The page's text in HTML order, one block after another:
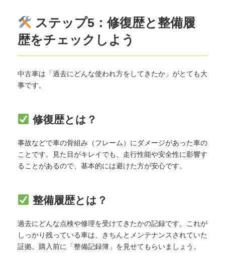
ステップ5：修復歴と整備履
歴をチェックしよう
中古車は「過去にどんな使われ方をしてきたか」がとても大
事です。
修復歴とは？
事故などで車の骨組み（フレーム）にダメージがあった車の
ことです。見た目がキレイでも、走行性能や安全性に影響す
ることがあるので、基本的には避けた方が安心です。
整備履歴とは？
過去にどんな点検や修理を受けてきたかの記録です。これが
しっかり残っている車は、きちんとメンテナンスされていた
証拠。購入前に「整備記録簿」を見せてもらいましょう。